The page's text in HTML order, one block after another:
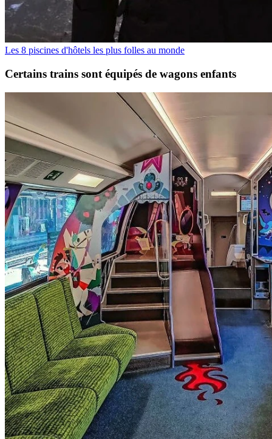
Les 8 piscines d'hôtels les plus folles au monde
Certains trains sont équipés de wagons enfants